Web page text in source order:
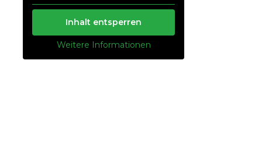
Inhalt entsperren
Weitere Informationen